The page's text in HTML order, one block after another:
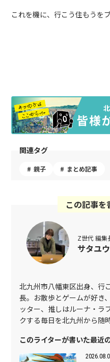
これを機に、行こう住もうを
関連タグ
親子 まとめ記事
この記事を
Z世代 編集
サタユ
北九州市八幡東区出身、行
長。お散歩とゲームが好き
ッター、推しはルーナ・ラ
クする毎日を北九州から随
このライターが書いた最近